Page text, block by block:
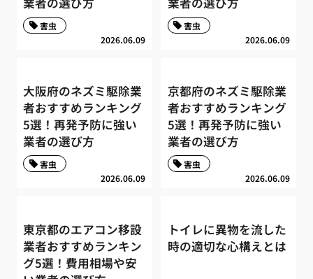
2026.06.09
害虫
2026.06.09
害虫
大阪府のネズミ駆除業
者おすすめランキング
5選！再発予防に強い
業者の選び方
2026.06.09
害虫
京都府のネズミ駆除業
者おすすめランキング
5選！再発予防に強い
業者の選び方
2026.06.09
害虫
東京都のエアコン移設
業者おすすめランキン
グ5選！費用相場や安
トイレに異物を流した
時の適切な心構えとは